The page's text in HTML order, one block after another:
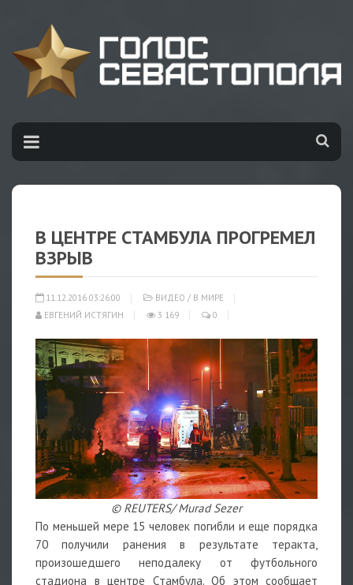
В ЦЕНТРЕ СТАМБУЛА ПРОГРЕМЕЛ
ВЗРЫВ
11.12.2016 03:26:00 ВИДЕО / В МИРЕ
ЕВГЕНИЙ ИСТЯГИН
3 169 0
© REUTERS/ Murad Sezer
По меньшей мере 15 человек погибли и еще порядка
70 получили ранения в результате теракта,
произошедшего неподалеку от футбольного
стадиона в центре Стамбула. Об этом сообщает